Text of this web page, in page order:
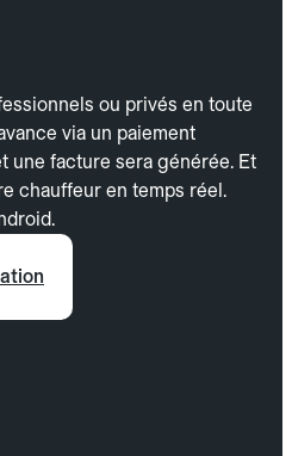
ou privés en toute
via un paiement
une facture sera générée. Et
chauffeur en temps réel.